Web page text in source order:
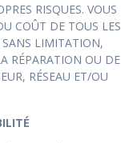
RISQUES. VOUS
COÛT DE TOUS LES
SANS LIMITATION,
RÉPARATION OU DE
RÉSEAU ET/OU